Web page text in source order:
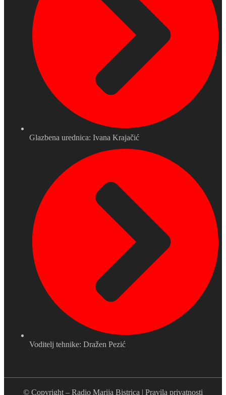
Glazbena urednica: Ivana Krajačić
Voditelj tehnike: Dražen Pezić
© Copyright – Radio Marija Bistrica | Pravila privatnosti